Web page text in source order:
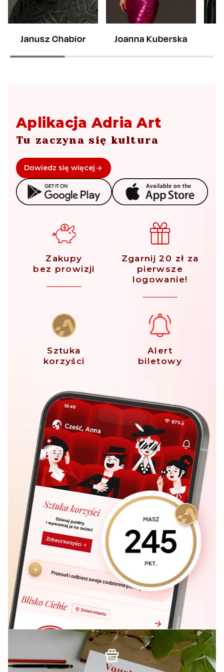
Janusz Chabior Joanna Kuberska
Aplikacja Adria Art
Tu zaczyna się kultura
Dowiedz się więcej
Zakupy
bez prowizji
Zgarnij 20 zł za
pierwsze
logowanie!
Sztuka
korzyści
Alert
biletowy